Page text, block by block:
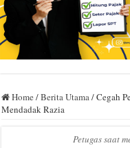
Home /Berita Utama/Cegah
Mendadak Razia
Petugas saat